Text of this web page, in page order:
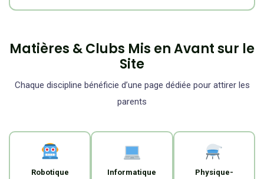
Matières & Clubs Mis en Avant sur le
Site
Chaque discipline bénéficie d’une page dédiée pour attirer les
parents
Robotique Informatique
Physique-